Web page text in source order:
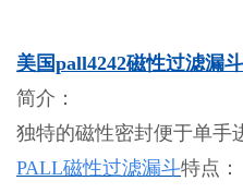
美国pall4242磁性过滤漏斗
简介：
独特的磁性密封便于单手
PALL磁性过滤漏斗特点：